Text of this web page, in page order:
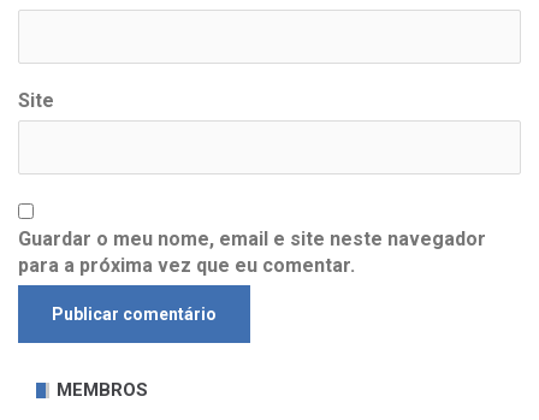
Site
Guardar o meu nome, email e site neste navegador
para a próxima vez que eu comentar.
MEMBROS